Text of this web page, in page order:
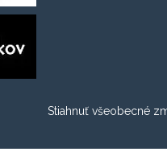
Stiahnuť všeobecné